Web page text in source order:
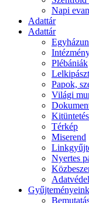
Napi
Adattár
Adattár
Plébániák
Papok,
Világi
Térkép
Miserend
Nyertes
Gyűjteményeink